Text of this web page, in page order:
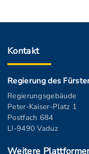
Kontakt
Regierung des
Regierungsgebäude
Peter-Kaiser-Platz 1
Postfach 684
LI-9490 Vaduz
Weitere